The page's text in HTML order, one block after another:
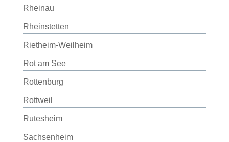
Rheinau
Rheinstetten
Rietheim-Weilheim
Rot am See
Rottenburg
Rottweil
Rutesheim
Sachsenheim